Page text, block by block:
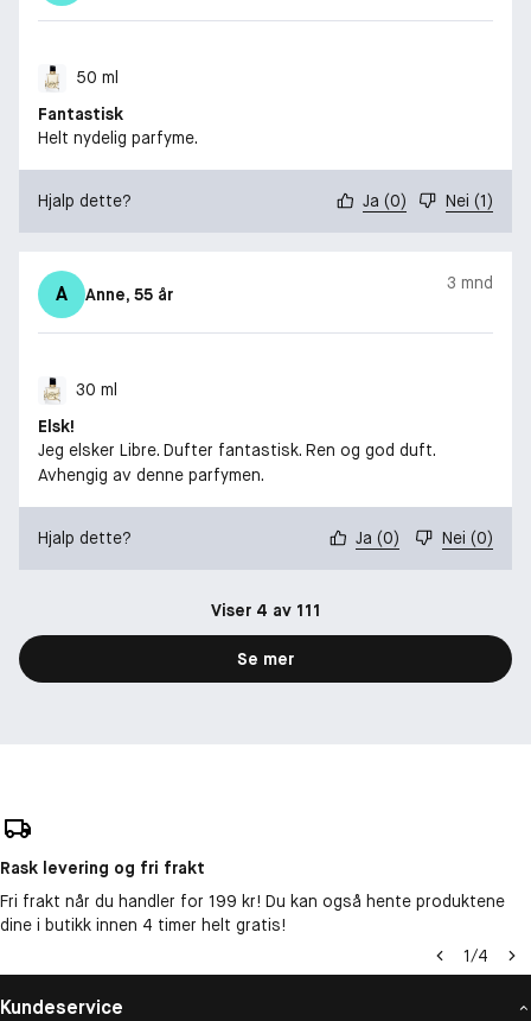
50 ml
Fantastisk
Helt nydelig parfyme.
Hjalp dette? Ja (0) Nei (1)
A Anne, 55 år
3 mnd
30 ml
Elsk!
Jeg elsker Libre. Dufter fantastisk. Ren og god duft.
Avhengig av denne parfymen.
Hjalp dette? Ja (0) Nei (0)
Viser 4 av 111
Se mer
Rask levering og fri frakt
Fri frakt når du handler for 199 kr! Du kan også hente produktene
dine i butikk innen 4 timer helt gratis!
1/4
Kundeservice